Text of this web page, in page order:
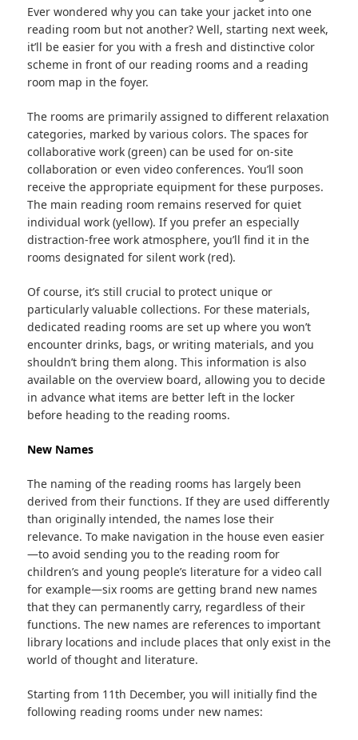
Ever wondered why you can take your jacket into one
reading room but not another? Well, starting next week,
it’ll be easier for you with a fresh and distinctive color
scheme in front of our reading rooms and a reading
room map in the foyer.
The rooms are primarily assigned to different relaxation
categories, marked by various colors. The spaces for
collaborative work (green) can be used for on-site
collaboration or even video conferences. You’ll soon
receive the appropriate equipment for these purposes.
The main reading room remains reserved for quiet
individual work (yellow). If you prefer an especially
distraction-free work atmosphere, you’ll find it in the
rooms designated for silent work (red).
Of course, it’s still crucial to protect unique or
particularly valuable collections. For these materials,
dedicated reading rooms are set up where you won’t
encounter drinks, bags, or writing materials, and you
shouldn’t bring them along. This information is also
available on the overview board, allowing you to decide
in advance what items are better left in the locker
before heading to the reading rooms.
New Names
The naming of the reading rooms has largely been
derived from their functions. If they are used differently
than originally intended, the names lose their
relevance. To make navigation in the house even easier
—to avoid sending you to the reading room for
children’s and young people’s literature for a video call
for example—six rooms are getting brand new names
that they can permanently carry, regardless of their
functions. The new names are references to important
library locations and include places that only exist in the
world of thought and literature.
Starting from 11th December, you will initially find the
following reading rooms under new names: